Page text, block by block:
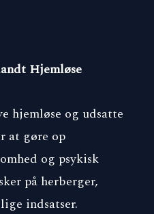
Hjemløse
hjemløse og udsatte
at gøre op
og psykisk
på herberger,
indsatser.